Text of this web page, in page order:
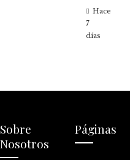
Hace
7
días
Sobre
Nosotros
Páginas